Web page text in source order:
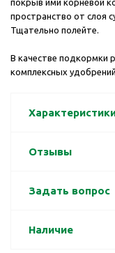
покрыв ими корневой
пространство от слоя
Тщательно полейте.
В качестве подкормки
комплексных
Отзывы
Задать вопрос
Наличие